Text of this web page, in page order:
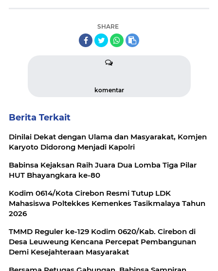
SHARE
komentar
Berita Terkait
Dinilai Dekat dengan Ulama dan Masyarakat, Komjen
Karyoto Didorong Menjadi Kapolri
Babinsa Kejaksan Raih Juara Dua Lomba Tiga Pilar
HUT Bhayangkara ke-80
Kodim 0614/Kota Cirebon Resmi Tutup LDK
Mahasiswa Poltekkes Kemenkes Tasikmalaya Tahun
2026
TMMD Reguler ke-129 Kodim 0620/Kab. Cirebon di
Desa Leuweung Kencana Percepat Pembangunan
Demi Kesejahteraan Masyarakat